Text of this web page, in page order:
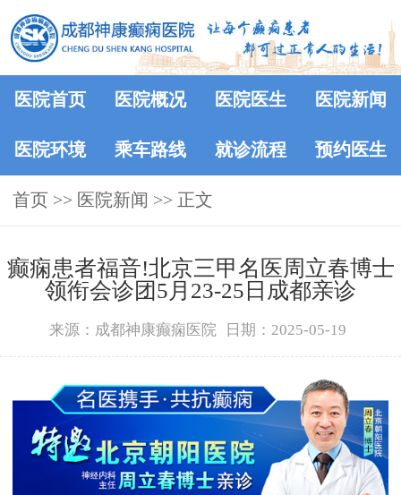
医院首页 医院概况 医院医生 医院新闻
医院环境 乘车路线 就诊流程 预约医生
首页 >> 医院新闻 >> 正文
癫痫患者福音!北京三甲名医周立春博士
领衔会诊团5月23-25日成都亲诊
来源：成都神康癫痫医院 日期：2025-05-19